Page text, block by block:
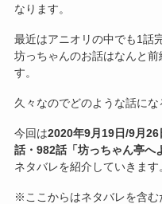
なります。
最近はアニオリの中でも1話
坊っちゃんのお話はなんと
す。
久々なのでどのような話に
今回は2020年9月19日/9月
話・982話「坊っちゃん亭へ
ネタバレを紹介していきます
※ここからはネタバレを含む